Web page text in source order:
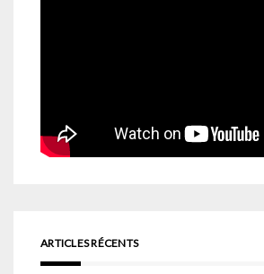
ARTICLES RÉCENTS